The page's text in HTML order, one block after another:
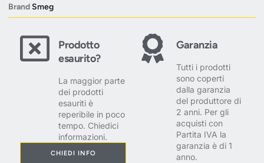
BrandSmeg
Prodotto
esaurito?
La maggior parte
dei prodotti
esauriti è
reperibile in poco
tempo. Chiedici
informazioni.
CHIEDI INFO
Garanzia
Tutti i prodotti
sono coperti
dalla garanzia
del produttore di
2 anni. Per gli
acquisti con
Partita IVA la
garanzia è di 1
anno.